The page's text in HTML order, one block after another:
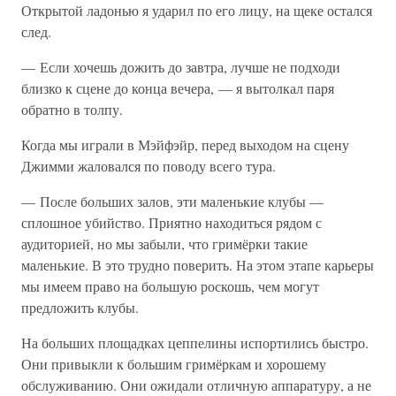
Открытой ладонью я ударил по его лицу, на щеке остался
след.
— Если хочешь дожить до завтра, лучше не подходи
близко к сцене до конца вечера, — я вытолкал паря
обратно в толпу.
Когда мы играли в Мэйфэйр, перед выходом на сцену
Джимми жаловался по поводу всего тура.
— После больших залов, эти маленькие клубы —
сплошное убийство. Приятно находиться рядом с
аудиторией, но мы забыли, что гримёрки такие
маленькие. В это трудно поверить. На этом этапе карьеры
мы имеем право на большую роскошь, чем могут
предложить клубы.
На больших площадках цеппелины испортились быстро.
Они привыкли к большим гримёркам и хорошему
обслуживанию. Они ожидали отличную аппаратуру, а не